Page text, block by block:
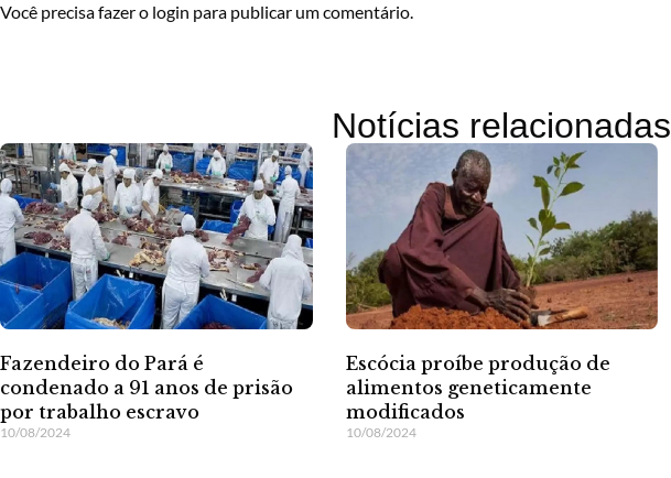
Você precisa fazer o login para publicar um comentário.
Notícias relacionadas
Fazendeiro do Pará é
condenado a 91 anos de prisão
por trabalho escravo
10/08/2024
Escócia proíbe produção de
alimentos geneticamente
modificados
10/08/2024